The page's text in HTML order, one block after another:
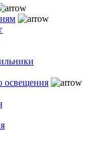
освещения